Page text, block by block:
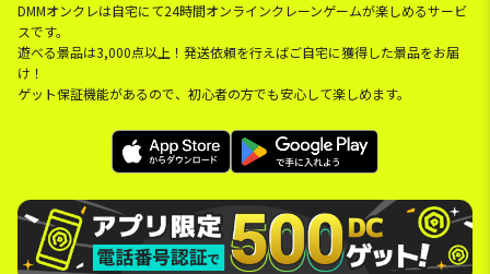
DMMオンクレは自宅にて24時間オンラインクレーンゲームが楽しめるサービ
スです。
遊べる景品は3,000点以上！発送依頼を行えばご自宅に獲得した景品をお届
け！
ゲット保証機能があるので、初心者の方でも安心して楽しめます。